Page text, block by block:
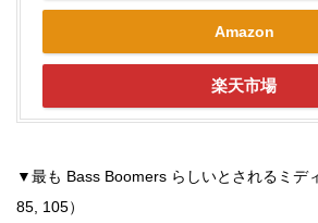
Amazon
楽天市場
▼最も Bass Boomers らしいとされるミデ
85, 105）